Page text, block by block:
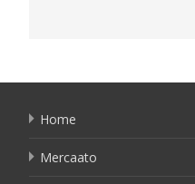
Home
Mercaato